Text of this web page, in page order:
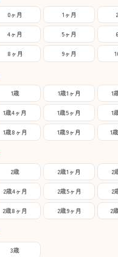
0ヶ月 1ヶ月
4ヶ月 5ヶ月
8ヶ月 9ヶ月
1歳 1歳1ヶ月 1
1歳4ヶ月 1歳5ヶ月 1
1歳8ヶ月 1歳9ヶ月 1
2歳 2歳1ヶ月 2
2歳4ヶ月 2歳5ヶ月 2
2歳8ヶ月 2歳9ヶ月 2
3歳